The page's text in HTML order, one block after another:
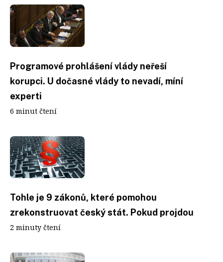
Programové prohlášení vlády neřeší
korupci. U dočasné vlády to nevadí, míní
experti
6 minut čtení
Tohle je 9 zákonů, které pomohou
zrekonstruovat český stát. Pokud projdou
2 minuty čtení